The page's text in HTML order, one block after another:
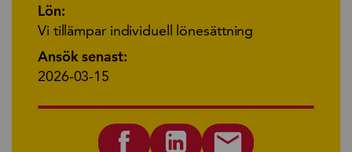
Lön:
Vi tillämpar individuell lönesättning
Ansök senast:
2026-03-15